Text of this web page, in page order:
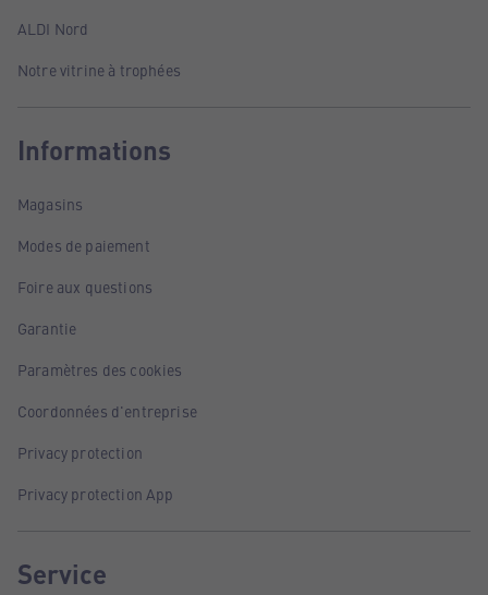
ALDI Nord
Notre vitrine à trophées
Informations
Magasins
Modes de paiement
Foire aux questions
Garantie
Paramètres des cookies
Coordonnées d'entreprise
Privacy protection
Privacy protection App
Service